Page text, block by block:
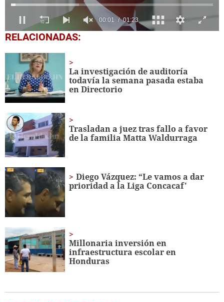
0
seconds
minute,
23
seconds
RELACIONADAS:
La investigación de auditoría
todavía la semana pasada estaba
en Directorio
Trasladan a juez tras fallo a favor
de la familia Matta Waldurraga
Diego Vázquez: “Le vamos a dar
prioridad a la Liga Concacaf'
Millonaria inversión en
infraestructura escolar en
Honduras